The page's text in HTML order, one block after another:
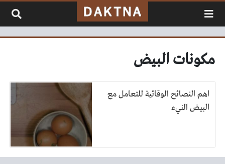
مكونات البيض
اهم النصائح الوقائية للتعامل مع
البيض النيء